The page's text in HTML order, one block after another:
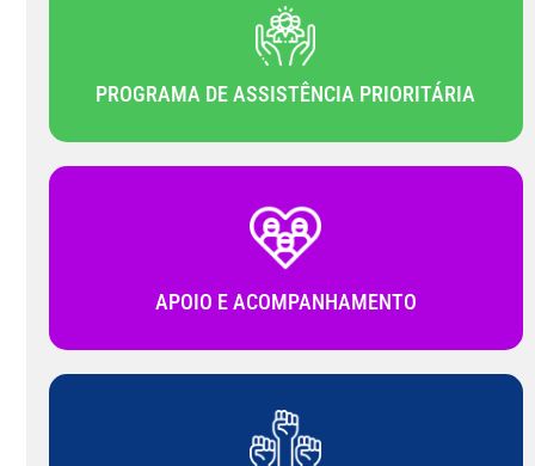
PROGRAMA DE ASSISTÊNCIA PRIORITÁRIA
APOIO E ACOMPANHAMENTO